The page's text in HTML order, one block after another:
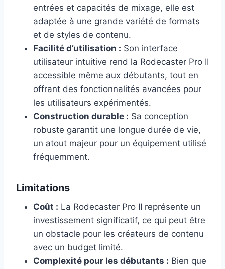
entrées et capacités de mixage, elle est
adaptée à une grande variété de formats
et de styles de contenu.
Facilité d’utilisation : Son interface
utilisateur intuitive rend la Rodecaster Pro II
accessible même aux débutants, tout en
offrant des fonctionnalités avancées pour
les utilisateurs expérimentés.
Construction durable : Sa conception
robuste garantit une longue durée de vie,
un atout majeur pour un équipement utilisé
fréquemment.
Limitations
Coût : La Rodecaster Pro II représente un
investissement significatif, ce qui peut être
un obstacle pour les créateurs de contenu
avec un budget limité.
Complexité pour les débutants : Bien que